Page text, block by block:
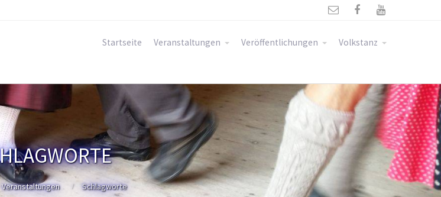
  
Startseite Veranstaltungen Veröffentlichungen Volkstanz
Veranstaltungen Schlagworte